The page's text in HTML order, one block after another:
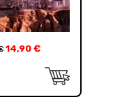
14,90 €